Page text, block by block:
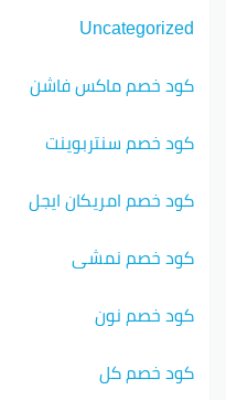
Uncategorized
كود خصم ماكس فاشن
كود خصم سنتربوينت
كود خصم امريكان ايجل
كود خصم نمشي
كود خصم نون
كود خصم كل